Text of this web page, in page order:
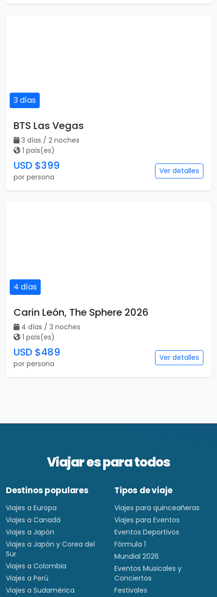
3 días
BTS Las Vegas
3 días / 2 noches
1 país(es)
USD $399
por persona
Ver detalles
4 días
Carin León, The Sphere 2026
4 días / 3 noches
1 país(es)
USD $489
por persona
Ver detalles
Viajar es para todos
Destinos populares
Viajes a Europa
Viajes a Canadá
Viajes a Japón
Viajes a Japón y Corea del
Sur
Viajes a Colombia
Viajes a Perú
Viajes a Sudamérica
Tipos de viaje
Viajes para quinceañeras
Viajes para Eventos
Eventos Deportivos
Fórmula 1
Mundial 2026
Eventos Musicales y
Conciertos
Festivales